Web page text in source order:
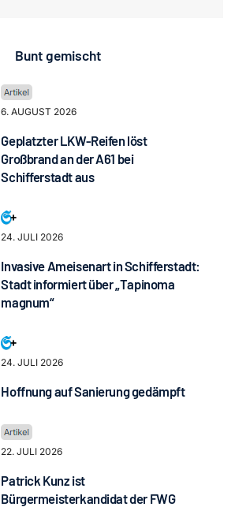
Bunt gemischt
6. AUGUST 2026
Geplatzter LKW-Reifen löst
Großbrand an der A61 bei
Schifferstadt aus
24. JULI 2026
Invasive Ameisenart in Schifferstadt:
Stadt informiert über „Tapinoma
magnum“
24. JULI 2026
Hoffnung auf Sanierung gedämpft
22. JULI 2026
Patrick Kunz ist
Bürgermeisterkandidat der FWG